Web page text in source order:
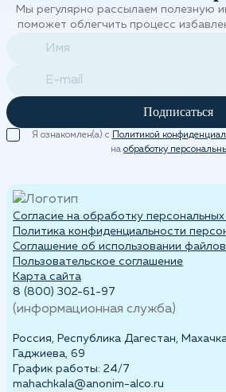
Мы регулярно рассылаем полезную
поможет облегчить процесс
Подписаться
Я ознакомлен(а) с Политикой
на обработку
Согласие на обработку
Политика конфиденциальности
Cоглашение об использовании
Пользовательское соглашение
Карта сайта
8 (800) 302-61-97
(информационная служба)
Россия, Республика Дагестан,
Гаджиева, 69
График работы: 24/7
mahachkala@anonim-alco.ru